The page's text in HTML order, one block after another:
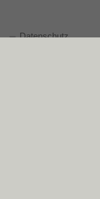
Datenschutz